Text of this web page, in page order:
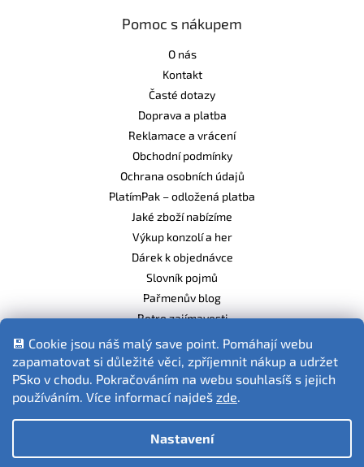
💾 Cookie jsou náš malý save point. Pomáhají webu
zapamatovat si důležité věci, zpříjemnit nákup a udržet
PSko v chodu. Pokračováním na webu souhlasíš s jejich
používáním. Více informací najdeš zde.
Nastavení
Pomoc s nákupem
O nás
Kontakt
Časté dotazy
Doprava a platba
Reklamace a vrácení
Obchodní podmínky
Ochrana osobních údajů
PlatímPak – odložená platba
Jaké zboží nabízíme
Výkup konzolí a her
Dárek k objednávce
Slovník pojmů
Pařmenův blog
Retro zajímavosti
Balíme ekologicky
Fotografie produktů jsou ilustrativní.